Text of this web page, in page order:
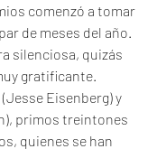
comenzó a tomar
de meses del año.
silenciosa, quizás
gratificante.
Eisenberg) y
primos treintones
quienes se han